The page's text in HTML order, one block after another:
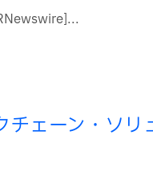
ェーン・ソリ